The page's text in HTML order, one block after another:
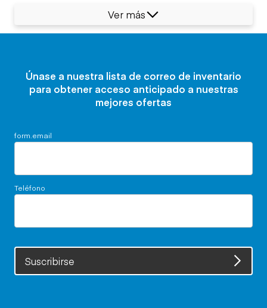
Ver más
Únase a nuestra lista de correo de inventario
para obtener acceso anticipado a nuestras
mejores ofertas
form.email
Teléfono
Suscribirse